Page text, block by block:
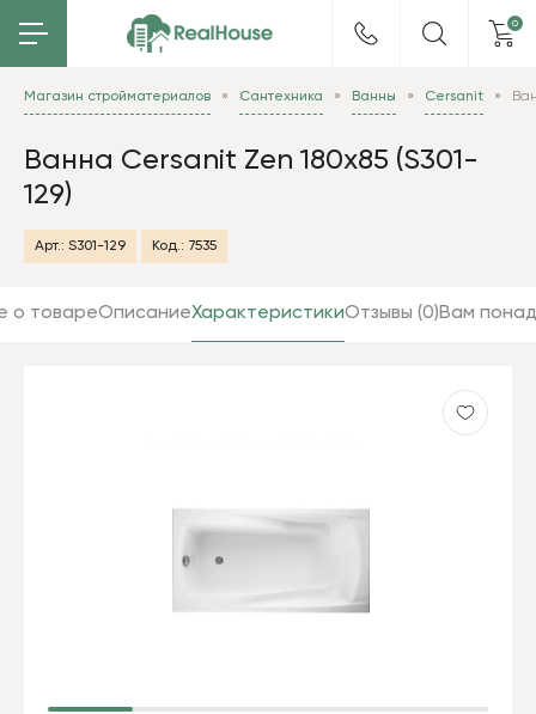
0
Магазин стройматериалов Сантехника Ванны Cersanit
Ванна Cersanit Zen 180x85 (S301-
129)
Арт.: S301-129 Код.: 7535
о товареОписаниеХарактеристикиОтзывы (0)Вам